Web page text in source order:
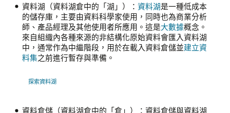
資料湖（資料湖倉中的「湖」）： 資料湖是一種低成本
的儲存庫，主要由資料科學家使用，同時也為商業分析
師、產品經理及其他使用者所應用。這是大數據概念。
來自組織內各種來源的非結構化原始資料會匯入資料湖
中，通常作為中繼階段，用於在載入資料倉儲並建立資
料集之前進行暫存與準備。
探索資料湖
資料倉儲（資料湖倉中的「倉」）：資料倉儲與資料湖